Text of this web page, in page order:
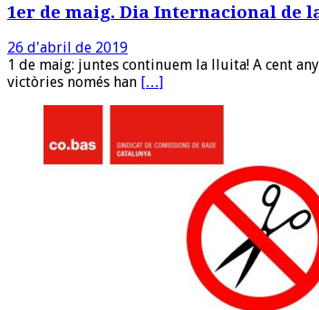
1er de maig. Dia Internacional de
26 d'abril de 2019
1 de maig: juntes continuem la lluita! A cent
victòries només han […]